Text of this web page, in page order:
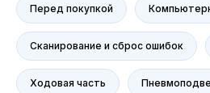
Перед покупкой
Сканирование и сброс ошибок
Ходовая часть
Сервис
Сервис Nissan
Сервис Mercedes-Benz
Evolute